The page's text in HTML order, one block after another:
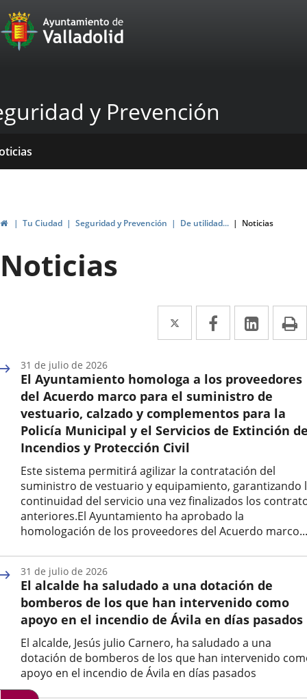
Portal
Web
Ayuntamiento
de
Valladolid
y Prevención
InicioTu Ciudad Seguridad y Prevención De utilidad... Noticias
Noticias
Twitter
Enlace
a
aplicación
externa.
Facebook
Enlace
a
aplicación
externa.
Enlace
a
El Ayuntamiento homologa a los proveedores
del Acuerdo marco para el suministro de
vestuario, calzado y complementos para la
Policía Municipal y el Servicios de Extinción
Incendios y Protección Civil
Este sistema permitirá agilizar la contratación del
suministro de vestuario y equipamiento, garantizando
continuidad del servicio una vez finalizados los
anteriores.El Ayuntamiento ha aprobado la
homologación de los proveedores del Acuerdo marco...
la
noticia
31 de julio de 2026
El alcalde ha saludado a una dotación de
bomberos de los que han intervenido como
apoyo en el incendio de Ávila en días pasados
El alcalde, Jesús julio Carnero, ha saludado a una
dotación de bomberos de los que han intervenido
apoyo en el incendio de Ávila en días pasados
Fecha
31 de julio de 2026